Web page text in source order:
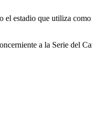
estadio que utiliza
a la Serie del